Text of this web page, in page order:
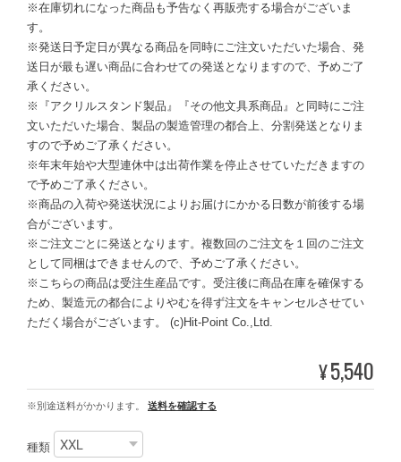
※在庫切れになった商品も予告なく再販売する場合がございま
す。
※発送日予定日が異なる商品を同時にご注文いただいた場合、発
送日が最も遅い商品に合わせての発送となりますので、予めご了
承ください。
※『アクリルスタンド製品』『その他文具系商品』と同時にご注
文いただいた場合、製品の製造管理の都合上、分割発送となりま
すので予めご了承ください。
※年末年始や大型連休中は出荷作業を停止させていただきますの
で予めご了承ください。
※商品の入荷や発送状況によりお届けにかかる日数が前後する場
合がございます。
※ご注文ごとに発送となります。複数回のご注文を１回のご注文
として同梱はできませんので、予めご了承ください。
※こちらの商品は受注生産品です。受注後に商品在庫を確保する
ため、製造元の都合によりやむを得ず注文をキャンセルさせてい
ただく場合がございます。 (c)Hit-Point Co.,Ltd.
¥5,540
※別途送料がかかります。 送料を確認する
種類